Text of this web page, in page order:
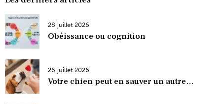
28 juillet 2026
Obéissance ou cognition
26 juillet 2026
Votre chien peut en sauver un autre…